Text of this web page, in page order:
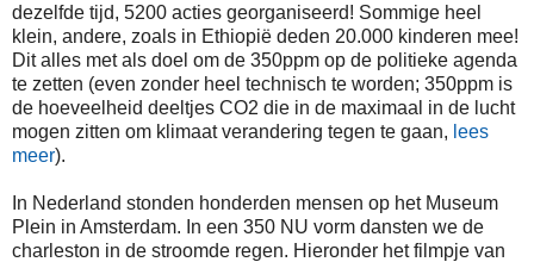
dezelfde tijd, 5200 acties georganiseerd! Sommige heel
klein, andere, zoals in Ethiopië deden 20.000 kinderen mee!
Dit alles met als doel om de 350ppm op de politieke agenda
te zetten (even zonder heel technisch te worden; 350ppm is
de hoeveelheid deeltjes CO2 die in de maximaal in de lucht
mogen zitten om klimaat verandering tegen te gaan, lees
meer).
In Nederland stonden honderden mensen op het Museum
Plein in Amsterdam. In een 350 NU vorm dansten we de
charleston in de stroomde regen. Hieronder het filmpje van